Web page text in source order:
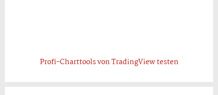
Profi-Charttools von TradingView testen